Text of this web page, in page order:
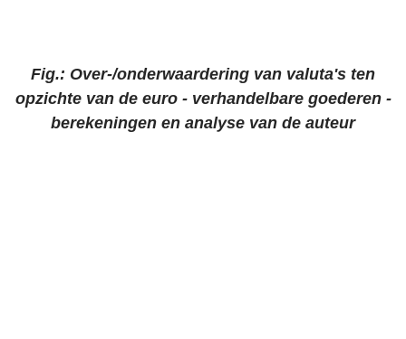
Fig.: Over-/onderwaardering van valuta's ten
opzichte van de euro - verhandelbare goederen -
berekeningen en analyse van de auteur